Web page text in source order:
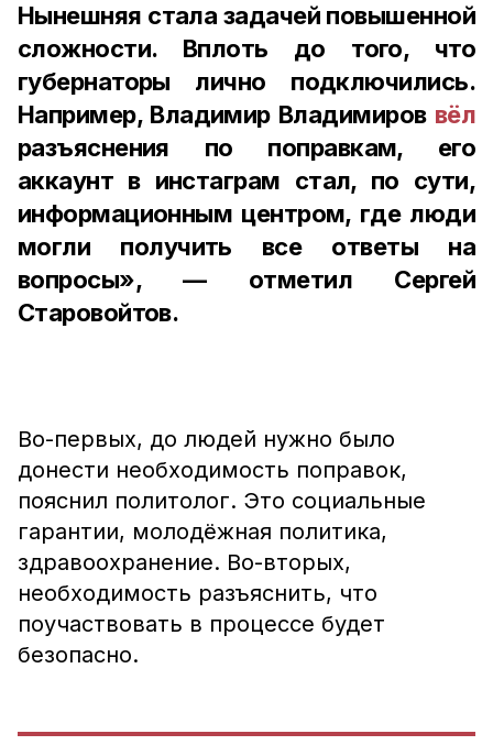
Нынешняя стала задачей повышенной
сложности. Вплоть до того, что
губернаторы лично подключились.
Например, Владимир Владимиров вёл
разъяснения по поправкам, его
аккаунт в инстаграм стал, по сути,
информационным центром, где люди
могли получить все ответы на
вопросы», — отметил Сергей
Старовойтов.
Во-первых, до людей нужно было
донести необходимость поправок,
пояснил политолог. Это социальные
гарантии, молодёжная политика,
здравоохранение. Во-вторых,
необходимость разъяснить, что
поучаствовать в процессе будет
безопасно.